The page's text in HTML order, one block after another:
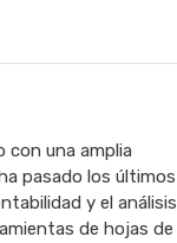
con una amplia
pasado los últimos
y el análisis
de hojas de